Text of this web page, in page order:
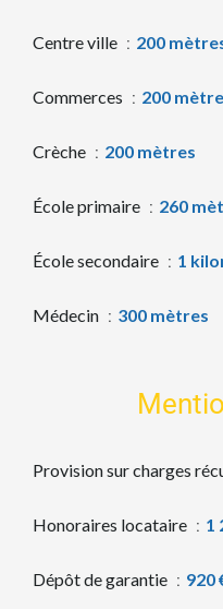
Centre ville 200
Commerces 200
Crèche 200 mètres
École primaire 260
École secondaire 1
Médecin 300 mètres
Provision sur charges
Honoraires locataire 1
Dépôt de garantie 920